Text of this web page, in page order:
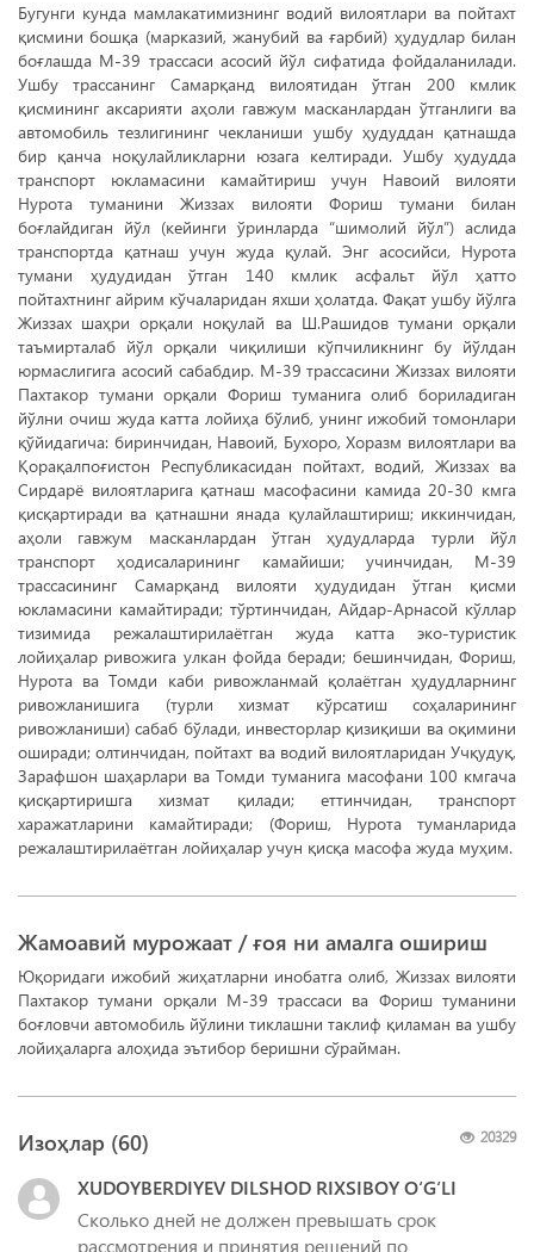
Бугунги кунда мамлакатимизнинг водий вилоятлари ва пойтахт
қисмини бошқа (марказий, жанубий ва ғарбий) ҳудудлар билан
боғлашда М-39 трассаси асосий йўл сифатида фойдаланилади.
Ушбу трассанинг Самарқанд вилоятидан ўтган 200 кмлик
қисмининг аксарияти аҳоли гавжум масканлардан ўтганлиги ва
автомобиль тезлигининг чекланиши ушбу ҳудуддан қатнашда
бир қанча ноқулайликларни юзага келтиради. Ушбу ҳудудда
транспорт юкламасини камайтириш учун Навоий вилояти
Нурота туманини Жиззах вилояти Фориш тумани билан
боғлайдиган йўл (кейинги ўринларда “шимолий йўл”) аслида
транспортда қатнаш учун жуда қулай. Энг асосийси, Нурота
тумани ҳудудидан ўтган 140 кмлик асфальт йўл ҳатто
пойтахтнинг айрим кўчаларидан яхши ҳолатда. Фақат ушбу йўлга
Жиззах шаҳри орқали ноқулай ва Ш.Рашидов тумани орқали
таъмирталаб йўл орқали чиқилиши кўпчиликнинг бу йўлдан
юрмаслигига асосий сабабдир. М-39 трассасини Жиззах вилояти
Пахтакор тумани орқали Фориш туманига олиб бориладиган
йўлни очиш жуда катта лойиҳа бўлиб, унинг ижобий томонлари
қўйидагича: биринчидан, Навоий, Бухоро, Хоразм вилоятлари ва
Қорақалпоғистон Республикасидан пойтахт, водий, Жиззах ва
Сирдарё вилоятларига қатнаш масофасини камида 20-30 кмга
қисқартиради ва қатнашни янада қулайлаштириш; иккинчидан,
аҳоли гавжум масканлардан ўтган ҳудудларда турли йўл
транспорт ҳодисаларининг камайиши; учинчидан, М-39
трассасининг Самарқанд вилояти ҳудудидан ўтган қисми
юкламасини камайтиради; тўртинчидан, Айдар-Арнасой кўллар
тизимида режалаштирилаётган жуда катта эко-туристик
лойиҳалар ривожига улкан фойда беради; бешинчидан, Фориш,
Нурота ва Томди каби ривожланмай қолаётган ҳудудларнинг
ривожланишига (турли хизмат кўрсатиш соҳаларининг
ривожланиши) сабаб бўлади, инвесторлар қизиқиши ва оқимини
оширади; олтинчидан, пойтахт ва водий вилоятларидан Учқудуқ,
Зарафшон шаҳарлари ва Томди туманига масофани 100 кмгача
қисқартиришга хизмат қилади; еттинчидан, транспорт
харажатларини камайтиради; (Фориш, Нурота туманларида
режалаштирилаётган лойиҳалар учун қисқа масофа жуда муҳим.
Жамоавий мурожаат / ғоя ни амалга ошириш
Юқоридаги ижобий жиҳатларни инобатга олиб, Жиззах вилояти
Пахтакор тумани орқали М-39 трассаси ва Фориш туманини
боғловчи автомобиль йўлини тиклашни таклиф қиламан ва ушбу
лойиҳаларга алоҳида эътибор беришни сўрайман.
20329
Изоҳлар (60)
XUDOYBERDIYEV DILSHOD RIXSIBOY O‘G‘LI
Сколько дней не должен превышать срок
рассмотрения и принятия решений по